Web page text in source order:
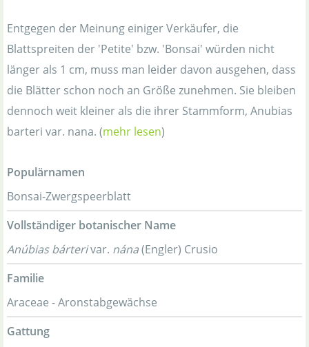
Entgegen der Meinung einiger Verkäufer, die
Blattspreiten der 'Petite' bzw. 'Bonsai' würden nicht
länger als 1 cm, muss man leider davon ausgehen, dass
die Blätter schon noch an Größe zunehmen. Sie bleiben
dennoch weit kleiner als die ihrer Stammform, Anubias
barteri var. nana. (mehr lesen)
Populärnamen
Bonsai-Zwergspeerblatt
Vollständiger botanischer Name
Anúbias bárterivar. nána(Engler) Crusio
Familie
Araceae - Aronstabgewächse
Gattung